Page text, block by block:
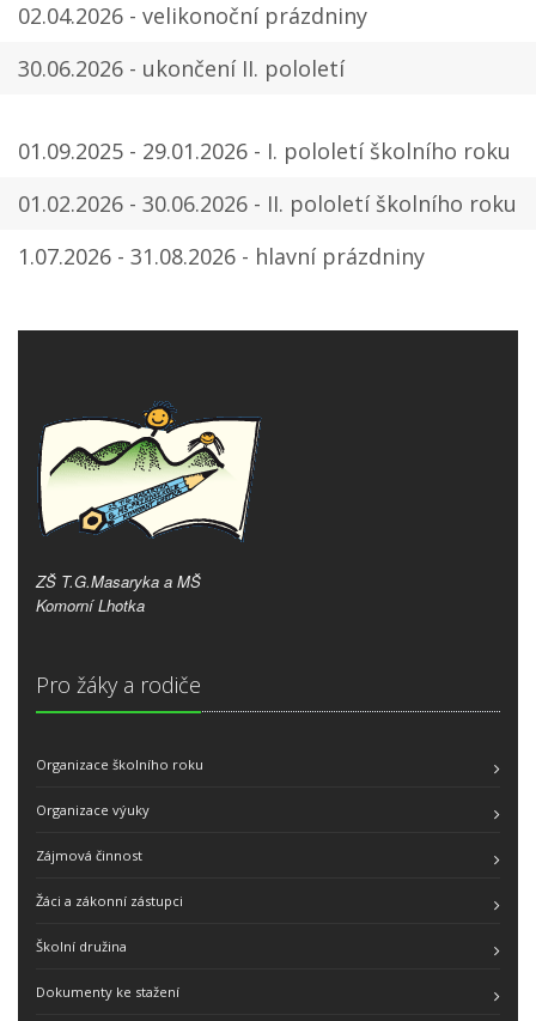
02.04.2026 - velikonoční prázdniny
30.06.2026 - ukončení II. pololetí
01.09.2025 - 29.01.2026 - I. pololetí školního roku
01.02.2026 - 30.06.2026 - II. pololetí školního roku
1.07.2026 - 31.08.2026 - hlavní prázdniny
ZŠ T.G.Masaryka a MŠ
Komorní Lhotka
Pro žáky a rodiče
Organizace školního roku
Organizace výuky
Zájmová činnost
Žáci a zákonní zástupci
Školní družina
Dokumenty ke stažení